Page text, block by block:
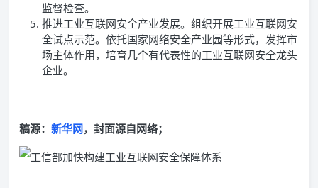
监督检查。
推进工业互联网安全产业发展。组织开展工业互联网安
全试点示范。依托国家网络安全产业园等形式，发挥市
场主体作用，培育几个有代表性的工业互联网安全龙头
企业。
稿源： 新华网，封面源自网络；